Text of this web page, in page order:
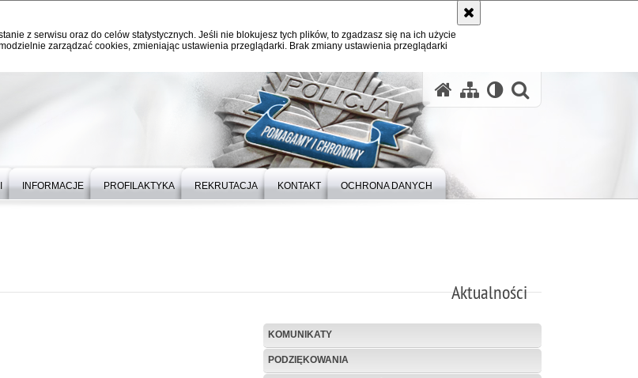
z serwisu oraz do celów statystycznych. Jeśli nie blokujesz tych plików, to zgadzasz się na ich użycie
zarządzać cookies, zmieniając ustawienia przeglądarki. Brak zmiany ustawienia przeglądarki
INFORMACJE PROFILAKTYKA REKRUTACJA KONTAKT OCHRONA DANYCH
Aktualności
KOMUNIKATY
PODZIĘKOWANIA